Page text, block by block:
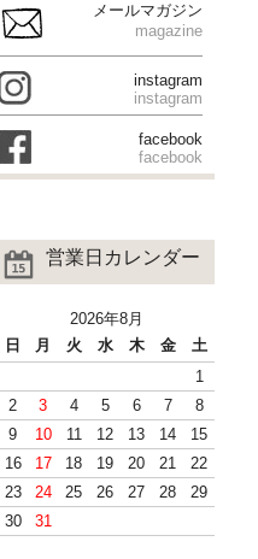
メールマガジン
magazine
instagram
instagram
facebook
facebook
営業日カレンダー
2026年8月
日
月 火 水 木 金
土
1
2
3 4 5 6 7
8
9
10 11 12 13 14
15
16
17 18 19 20 21
22
23
24 25 26 27 28
29
30
31